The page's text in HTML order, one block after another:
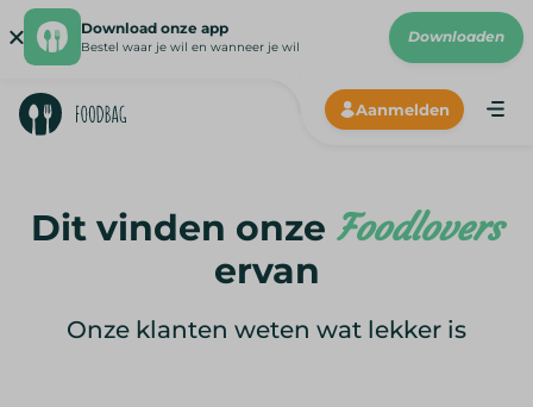
Aanmelden
Download onze app
Bestel waar je wil en wanneer je wil
Downloaden
Dit vinden onze Foodlovers
ervan
Onze klanten weten wat lekker is